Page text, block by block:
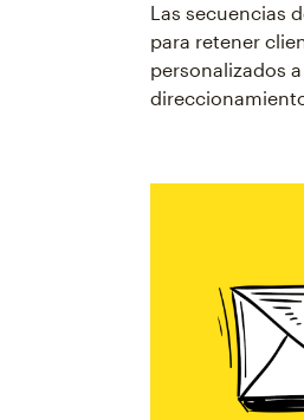
Las secuencias
para retener
personalizados